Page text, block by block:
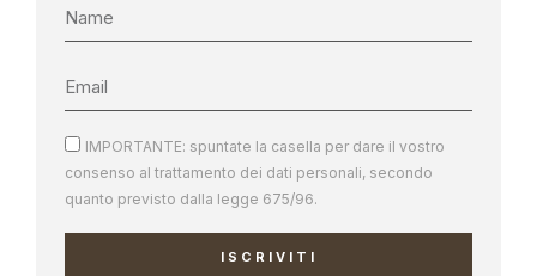
IMPORTANTE: spuntate la casella per dare il vostro
consenso al trattamento dei dati personali, secondo
quanto previsto dalla legge 675/96.
ISCRIVITI